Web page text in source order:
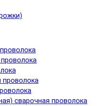
сварочная проволока